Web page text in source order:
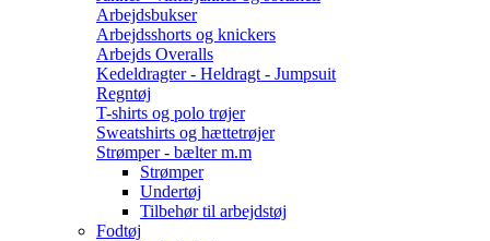
Arbejdsbukser
Arbejdsshorts og knickers
Arbejds Overalls
Kedeldragter - Heldragt - Jumpsuit
Regntøj
T-shirts og polo trøjer
Sweatshirts og hættetrøjer
Strømper - bælter m.m
Strømper
Undertøj
Tilbehør til arbejdstøj
Fodtøj